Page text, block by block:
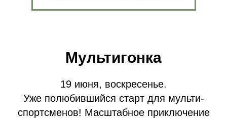
Мультигонка
19 июня, воскресенье.
Уже полюбившийся старт для мульти-
спортсменов! Масштабное приключение